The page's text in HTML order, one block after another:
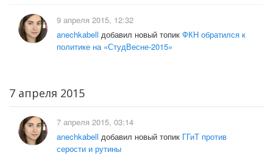
9 апреля 2015, 12:32
anechkabell добавил новый топик ФКН обратился к
политике на «СтудВесне-2015»
7 апреля 2015
7 апреля 2015, 03:14
anechkabell добавил новый топик ГГиТ против
серости и рутины